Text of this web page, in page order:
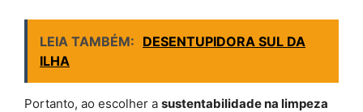
LEIA TAMBÉM: DESENTUPIDORA SUL DA
ILHA
Portanto, ao escolher a sustentabilidade na limpeza